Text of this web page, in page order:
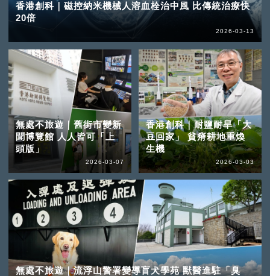
香港創科｜磁控納米機械人溶血栓治中風 比傳統治療快
20倍
2026-03-13
無處不旅遊｜舊街市變新
聞博覽館 人人皆可「上
頭版」
2026-03-07
香港創科｜耐鹽耐旱「大
豆回家」 貧瘠耕地重煥
生機
2026-03-03
無處不旅遊｜流浮山警署變導盲犬學苑 獸醫進駐「臭